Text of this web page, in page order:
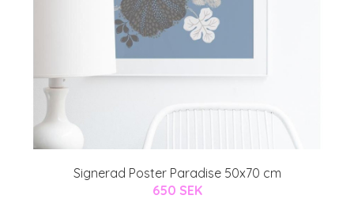
Signerad Poster Paradise 50x70 cm
650 SEK